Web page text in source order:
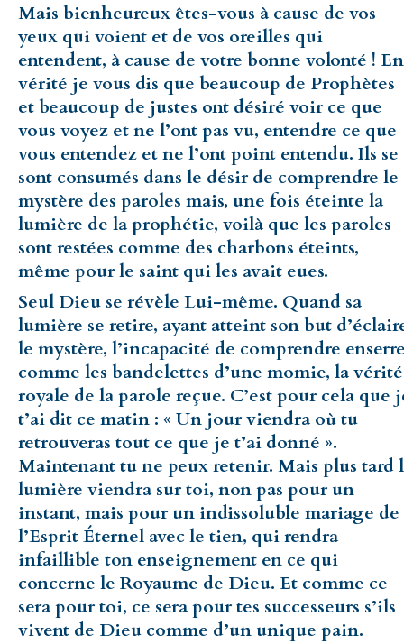
Mais bienheureux êtes-vous à cause de vos
yeux qui voient et de vos oreilles qui
entendent, à cause de votre bonne volonté ! En
vérité je vous dis que beaucoup de Prophètes
et beaucoup de justes ont désiré voir ce que
vous voyez et ne l’ont pas vu, entendre ce que
vous entendez et ne l’ont point entendu. Ils se
sont consumés dans le désir de comprendre le
mystère des paroles mais, une fois éteinte la
lumière de la prophétie, voilà que les paroles
sont restées comme des charbons éteints,
même pour le saint qui les avait eues.
Seul Dieu se révèle Lui-même. Quand sa
lumière se retire, ayant atteint son but
le mystère, l’incapacité de comprendre
comme les bandelettes d’une momie, la vérité
royale de la parole reçue. C’est pour cela que
t’ai dit ce matin : « Un jour viendra où tu
retrouveras tout ce que je t’ai donné ».
Maintenant tu ne peux retenir. Mais plus tard
lumière viendra sur toi, non pas pour un
instant, mais pour un indissoluble mariage de
l’Esprit Éternel avec le tien, qui rendra
infaillible ton enseignement en ce qui
concerne le Royaume de Dieu. Et comme ce
sera pour toi, ce sera pour tes successeurs s’ils
vivent de Dieu comme d’un unique pain.